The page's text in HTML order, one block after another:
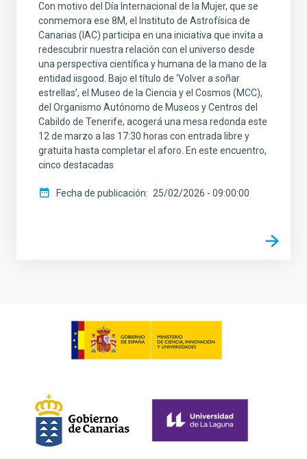
Con motivo del Día Internacional de la Mujer, que se
conmemora ese 8M, el Instituto de Astrofísica de
Canarias (IAC) participa en una iniciativa que invita a
redescubrir nuestra relación con el universo desde
una perspectiva científica y humana de la mano de la
entidad iisgood. Bajo el título de ‘Volver a soñar
estrellas’, el Museo de la Ciencia y el Cosmos (MCC),
del Organismo Autónomo de Museos y Centros del
Cabildo de Tenerife, acogerá una mesa redonda este
12 de marzo a las 17:30 horas con entrada libre y
gratuita hasta completar el aforo. En este encuentro,
cinco destacadas
Fecha de publicación 25/02/2026 - 09:00:00